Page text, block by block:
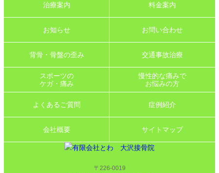
治療案内 料金案内
お知らせ お問い合わせ
背骨・骨盤の歪み 交通事故治療
スポーツの
ケガ・痛み
慢性的な痛みで
お悩みの方
よくあるご質問 症例紹介
会社概要 サイトマップ
〒226-0019